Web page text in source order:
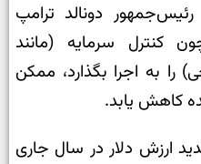
دونالد ترامپ
کنترل سرمایه (مانند
را به اجرا بگذارد، ممکن
کاهش یابد.
ارزش دلار در سال جاری